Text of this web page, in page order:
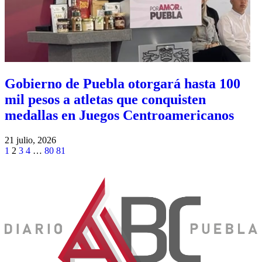
Gobierno de Puebla otorgará hasta 100
mil pesos a atletas que conquisten
medallas en Juegos Centroamericanos
21 julio, 2026
1 2 3 4 … 80 81